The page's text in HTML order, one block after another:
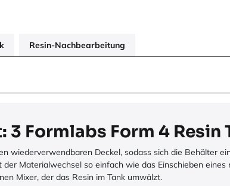
Resin-Nachbearbeitung
3 Formlabs Form 4
wiederverwendbaren Deckel, sodass sich die Behälter
Materialwechsel so einfach wie das Einschieben eines
Mixer, der das Resin im Tank umwälzt.